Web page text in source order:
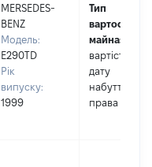
MERSEDES-
BENZ
Модель:
E290TD
Рік
випуску:
1999
Тип
вартості
майна:
вартість на
дату
набуття
права